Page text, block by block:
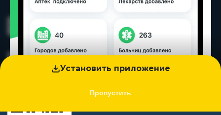
Установить приложение
Пропустить